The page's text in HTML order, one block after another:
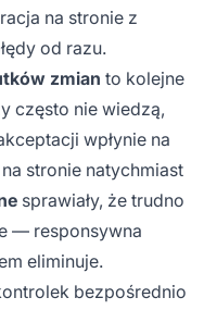
na stronie z
od razu.
zmian to kolejne
często nie wiedzą,
wpłynie na
stronie natychmiast
sprawiały, że trudno
— responsywna
eliminuje.
bezpośrednio